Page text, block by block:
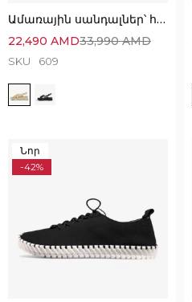
Ամառային սանդալներ՝ հիանալի հարմարավետ ընտրություն
33,990AMD
22,490 AMD
SKU 609
Նոր
-42%